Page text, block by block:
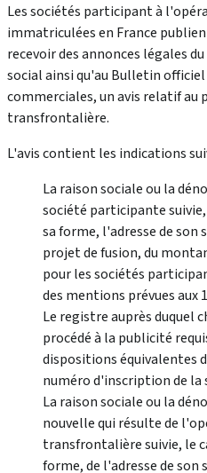
Les sociétés participant à
immatriculées en France
recevoir des annonces légales
social ainsi qu'au Bulletin
commerciales, un avis relatif au
transfrontalière.
L'avis contient les indications
La raison sociale ou la
société participante
sa forme, l'adresse de son
projet de fusion, du
pour les sociétés
des mentions prévues aux
Le registre auprès duquel
procédé à la publicité
dispositions équivalentes
numéro d'inscription de la
La raison sociale ou la
nouvelle qui résulte de
transfrontalière suivie, le
forme, de l'adresse de son